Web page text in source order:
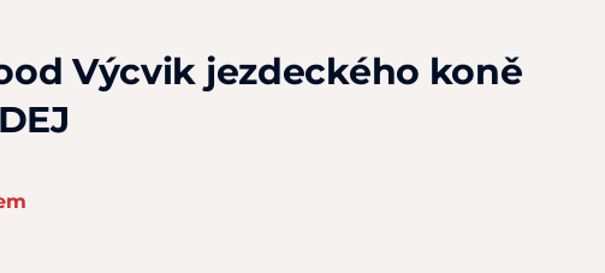
Výcvik jezdeckého koně